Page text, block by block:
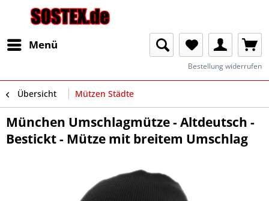
Menü
Bestellung widerrufen
Übersicht Mützen Städte
München Umschlagmütze - Altdeutsch -
Bestickt - Mütze mit breitem Umschlag